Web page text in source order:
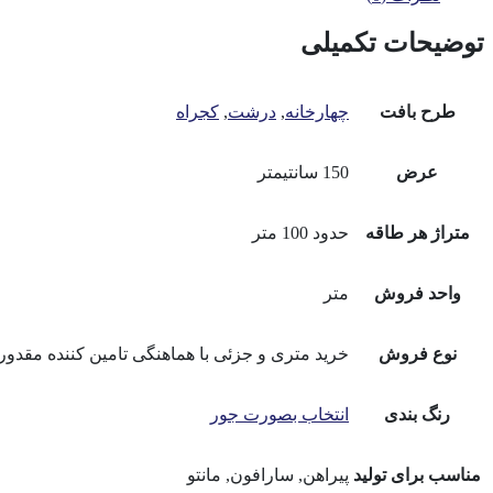
توضیحات تکمیلی
طرح بافت چهارخانه, درشت, کجراه
عرض 150 سانتیمتر
متراژ هر طاقه حدود 100 متر
واحد فروش متر
نوع فروش خرید متری و جزئی با هماهنگی تامین کننده
رنگ بندی انتخاب بصورت جور
مناسب برای تولید پیراهن, سارافون, مانتو